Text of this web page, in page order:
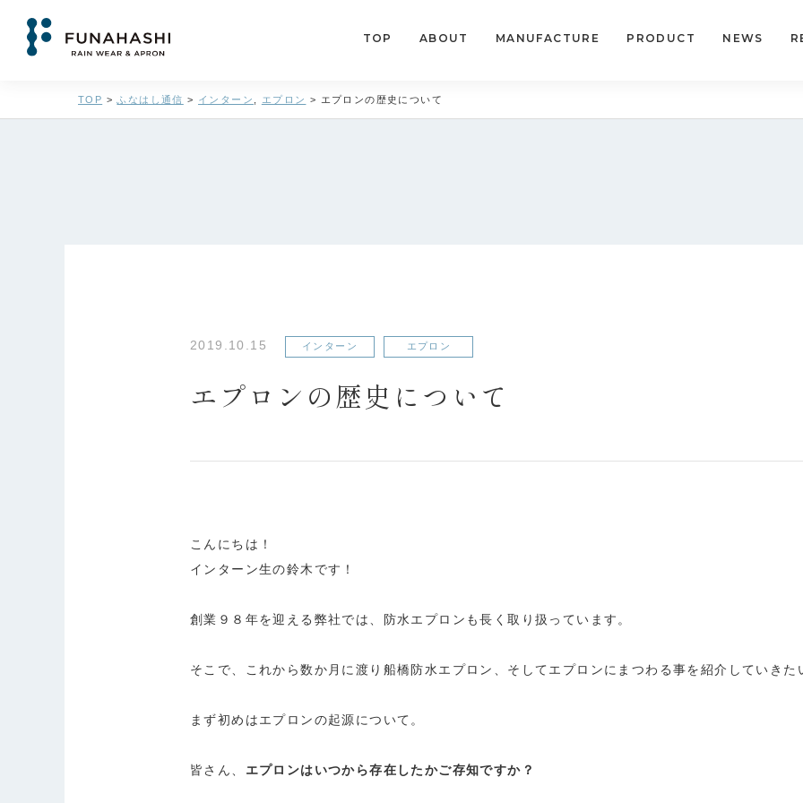
TOP ABOUT MANUFACTURE PRODUCT NEWS
TOP > ふなはし通信 > インターン エプロン > エプロンの歴史について
2019.10.15 インターン エプロン
エプロンの歴史について
こんにちは！
インターン生の鈴木です！
創業９８年を迎える弊社では、防水エプロンも長く取り扱っています。
そこで、これから数か月に渡り船橋防水エプロン、そしてエプロンにまつわる事を紹介していきた
まず初めはエプロンの起源について。
皆さん、 エプロンはいつから存在したかご存知ですか？